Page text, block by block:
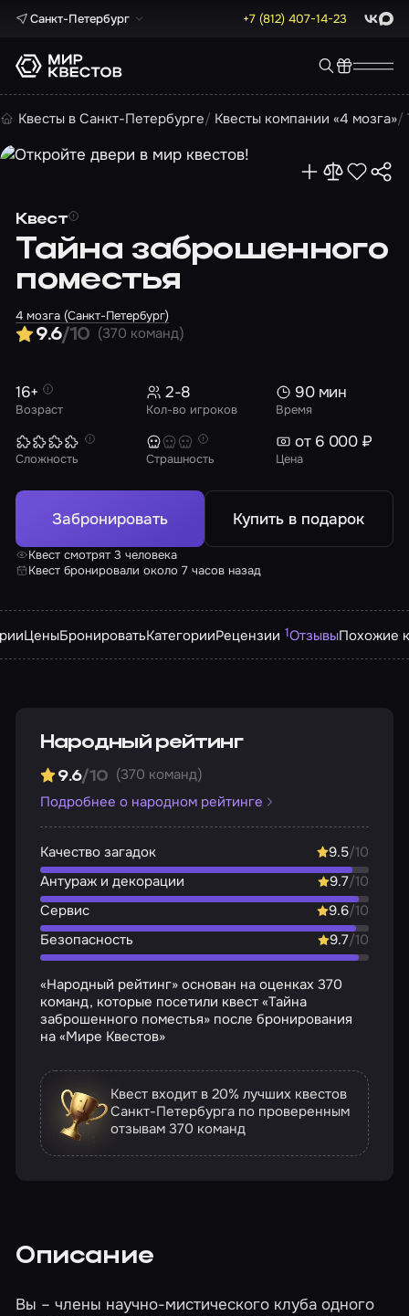
Санкт-Петербург +7 (812) 407-14-23 Max
Квесты в Санкт-Петербурге Квесты компании «4 мозга»
Квест
Тайна заброшенного
поместья
4 мозга (Санкт-Петербург)
9.6/10 (370 команд)
Возраст
16+
Кол-во игроков
2-8
Время
90 мин
Сложность Страшность Цена
от 6 000 ₽
Забронировать Купить в подарок
Квест смотрят 3 человека
Квест бронировали около 7 часов назад
ЦеныБронироватьКатегорииРецензии 1ОтзывыПохожие
Народный рейтинг
9.6/10 (370 команд)
Подробнее о народном рейтинге
Качество загадок 9.5/10
Антураж и декорации
9.7/10
Сервис
9.6/10
Безопасность
9.7/10
«Народный рейтинг» основан на оценках 370
команд, которые посетили квест «Тайна
заброшенного поместья» после бронирования
на «Мире Квестов»
Квест входит в 20% лучших квестов
Санкт-Петербурга по проверенным
отзывам370 команд
Описание
Вы – члены научно-мистического клуба одного